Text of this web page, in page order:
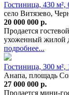
Гостиница, 430 м²,
село Витязево,
20 000 000 р.
Продается
ухоженный жилой
подробнее...
Гостиница, 300 м²,
Анапа, площадь
27 000 000 р.
Продается мини-